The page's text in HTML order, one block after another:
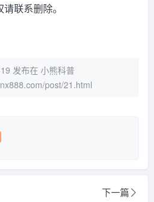
联系删除。
发布在 小熊科普
post/21.html
下一篇